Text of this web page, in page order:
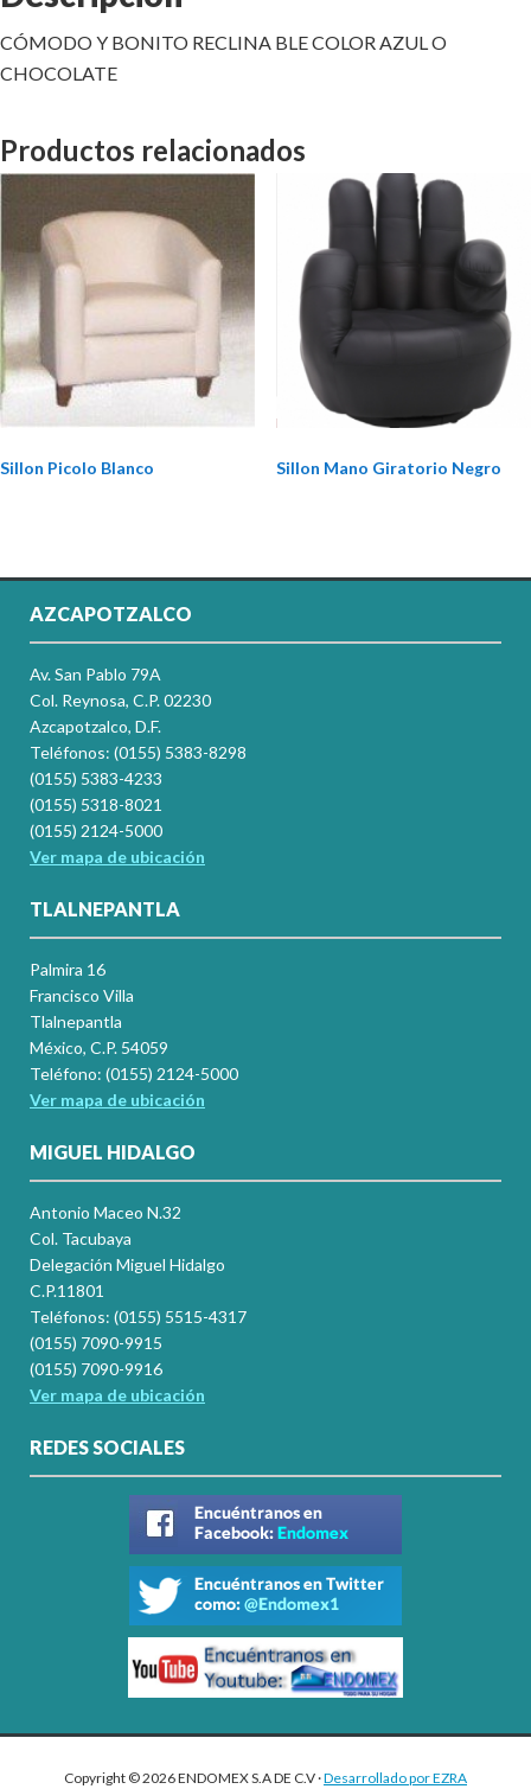
CÓMODO Y BONITO RECLINA BLE COLOR AZUL O
CHOCOLATE
Productos relacionados
Sillon Picolo Blanco Sillon Mano Giratorio Negro
AZCAPOTZALCO
Av. San Pablo 79A
Col. Reynosa, C.P. 02230
Azcapotzalco, D.F.
Teléfonos: (0155) 5383-8298
(0155) 5383-4233
(0155) 5318-8021
(0155) 2124-5000
Ver mapa de ubicación
TLALNEPANTLA
Palmira 16
Francisco Villa
Tlalnepantla
México, C.P. 54059
Teléfono: (0155) 2124-5000
Ver mapa de ubicación
MIGUEL HIDALGO
Antonio Maceo N.32
Col. Tacubaya
Delegación Miguel Hidalgo
C.P.11801
Teléfonos: (0155) 5515-4317
(0155) 7090-9915
(0155) 7090-9916
Ver mapa de ubicación
REDES SOCIALES
Copyright © 2026 ENDOMEX S.A DE C.V ·Desarrollado por EZRA